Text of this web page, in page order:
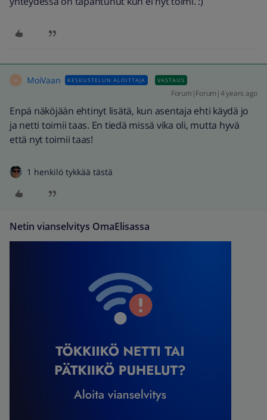
M MoiVaan KESKUSTELUN ALOITTAJA VASTAUS
Forum|Forum|4 years ago
Enpä näköjään ehtinyt lisätä, kun asentaja ehti käydä jo
ja netti toimii taas. En tiedä missä vika oli, mutta hyvä
että nyt toimii taas!
1 henkilö tykkää tästä
Netin vianselvitys OmaElisassa